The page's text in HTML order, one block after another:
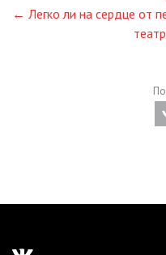
← Легко ли на сердце от
театр